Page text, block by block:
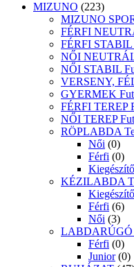
MIZUNO (223)
MIZUNO
FÉRFI
FÉRFI STABIL
NŐI
NŐI STABIL
VERSENY,
GYERMEK
FÉRFI TEREP
NŐI TEREP
RÖPLABDA
Női (0)
Férfi (0)
KÉZILABDA
Férfi (6)
Női (3)
LABDARÚGÓ
Férfi (0)
Junior (0)